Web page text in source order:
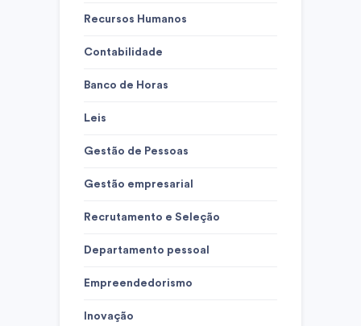
Recursos Humanos
Contabilidade
Banco de Horas
Leis
Gestão de Pessoas
Gestão empresarial
Recrutamento e Seleção
Departamento pessoal
Empreendedorismo
Inovação